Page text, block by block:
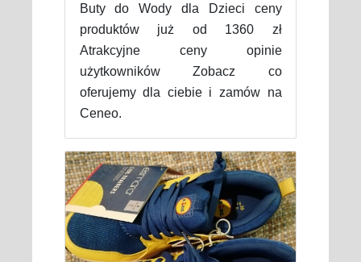
Buty do Wody dla Dzieci ceny
produktów już od 1360 zł
Atrakcyjne ceny opinie
użytkowników Zobacz co
oferujemy dla ciebie i zamów na
Ceneo.